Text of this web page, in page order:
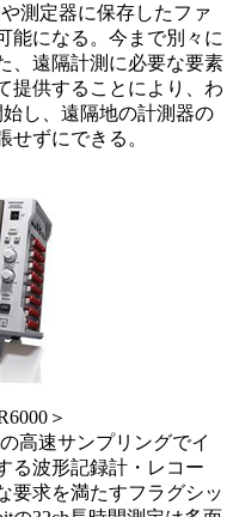
測定器に保存したファ
能になる。今まで別々に
、遠隔計測に必要な要素
提供することにより、わ
し、遠隔地の計測器の
せずにできる。
＞
高速サンプリングでイ
る波形記録計・レコー
要求を満たすフラグシッ